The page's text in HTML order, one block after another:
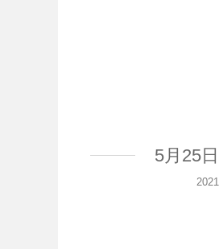
5月25日
2021